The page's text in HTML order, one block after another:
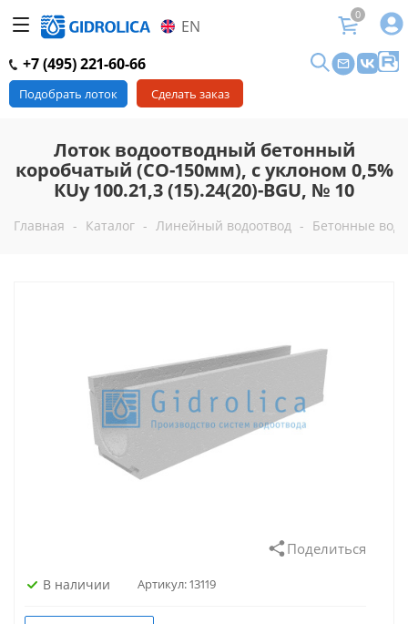
EN
0
+7 (495) 221-60-66
Подобрать лоток Сделать заказ
Лоток водоотводный бетонный
коробчатый (СО-150мм), с уклоном 0,5%
КUу 100.21,3 (15).24(20)-BGU, № 10
Главная - Каталог - Линейный водоотвод - Бетонные
Поделиться
В наличии Артикул:13119